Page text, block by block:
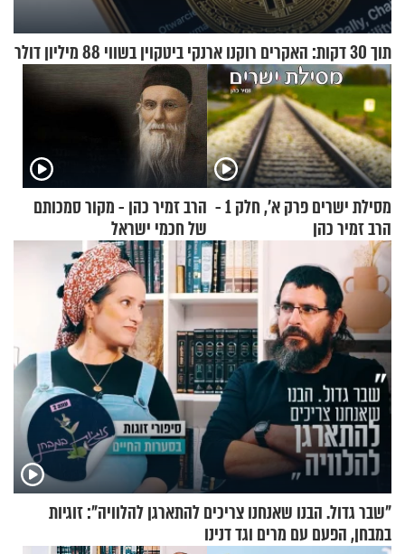
תוך 30 דקות: האקרים רוקנו ארנקי ביטקוין בשווי 88 מיליון דולר
מסילת ישרים פרק א’, חלק 1 -
הרב זמיר כהן
הרב זמיר כהן - מקור סמכותם
של חכמי ישראל
"שבר גדול. הבנו שאנחנו צריכים להתארגן להלוויה": זוגיות
במבחן, הפעם עם מרים וגד דנינו